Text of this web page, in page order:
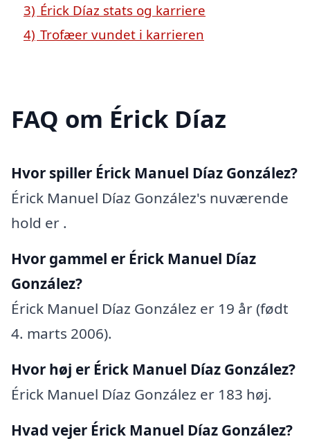
3) Érick Díaz stats og karriere
4) Trofæer vundet i karrieren
FAQ om Érick Díaz
Hvor spiller Érick Manuel Díaz González?
Érick Manuel Díaz González's nuværende
hold er .
Hvor gammel er Érick Manuel Díaz
González?
Érick Manuel Díaz González er 19 år (født
4. marts 2006).
Hvor høj er Érick Manuel Díaz González?
Érick Manuel Díaz González er 183 høj.
Hvad vejer Érick Manuel Díaz González?